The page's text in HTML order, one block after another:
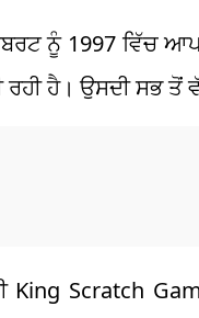
ਨੂੰ 1997 ਵਿੱਚ
ਰਹੀ ਹੈ। ਉਸਦੀ ਸਭ
King Scratch